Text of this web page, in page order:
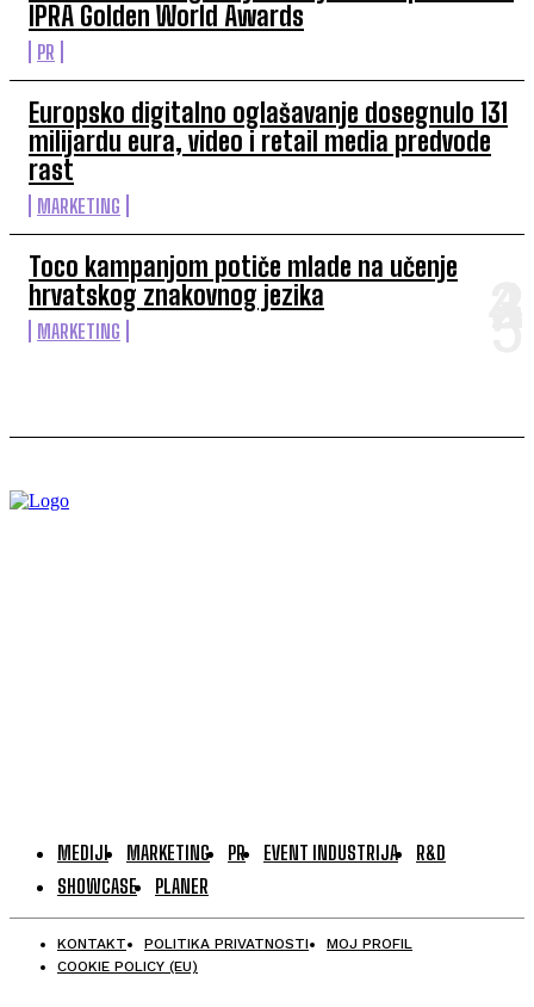
IPRA Golden World Awards
PR
Europsko digitalno oglašavanje dosegnulo 131
milijardu eura, video i retail media predvode
rast
MARKETING
Toco kampanjom potiče mlade na učenje
hrvatskog znakovnog jezika
MARKETING
MEDIJI MARKETING PR EVENT INDUSTRIJA
R&D
SHOWCASE
PLANER
KONTAKT POLITIKA PRIVATNOSTI
MOJ PROFIL
COOKIE POLICY (EU)